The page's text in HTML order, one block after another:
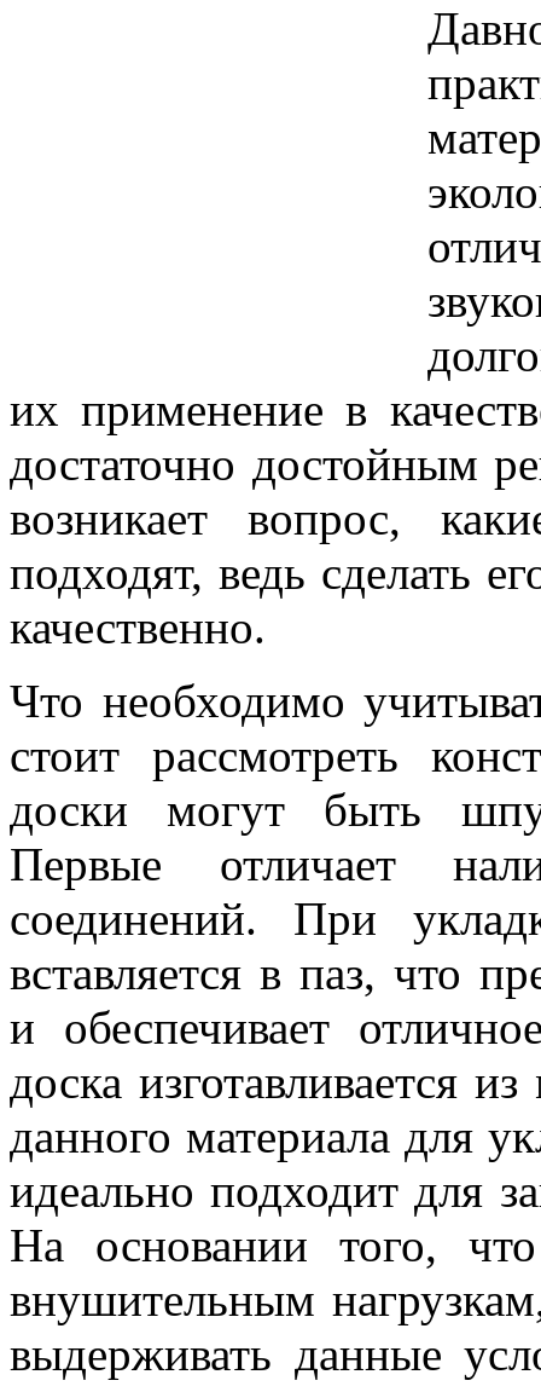
их применение в
достаточно достойным
возникает вопрос,
подходят, ведь сделать
качественно.
Что необходимо
стоит рассмотреть
доски могут быть
Первые отличает
соединений. При
вставляется в паз, что
и обеспечивает
доска изготавливается
данного материала для
идеально подходит для
На основании того,
внушительным
выдерживать данные